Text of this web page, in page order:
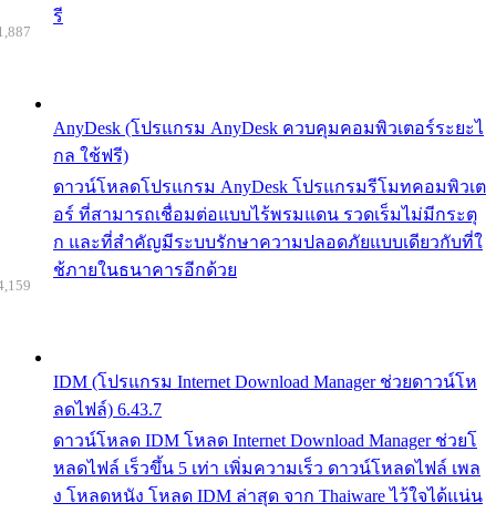
รี
AnyDesk (โปรแกรม AnyDesk ควบคุมคอมพิวเตอร์ระยะไ
กล ใช้ฟรี)
ดาวน์โหลดโปรแกรม AnyDesk โปรแกรมรีโมทคอมพิวเต
อร์ ที่สามารถเชื่อมต่อแบบไร้พรมแดน รวดเร็มไม่มีกระตุ
ก และที่สำคัญมีระบบรักษาความปลอดภัยแบบเดียวกับที่ใ
ช้ภายในธนาคารอีกด้วย
IDM (โปรแกรม Internet Download Manager ช่วยดาวน์โห
ลดไฟล์) 6.43.7
ดาวน์โหลด IDM โหลด Internet Download Manager ช่วยโ
หลดไฟล์ เร็วขึ้น 5 เท่า เพิ่มความเร็ว ดาวน์โหลดไฟล์ เพล
ง โหลดหนัง โหลด IDM ล่าสุด จาก Thaiware ไว้ใจได้แน่น